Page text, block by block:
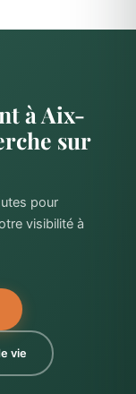
à Aix-
sur
pour
visibilité à
vie